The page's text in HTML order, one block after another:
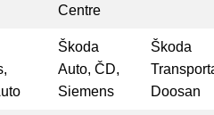
Centre
Škoda
Auto, ČD,
Siemens
Škoda
Doosan